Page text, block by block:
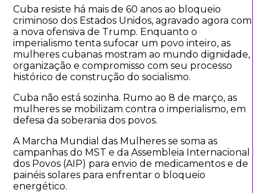
Cuba resiste há mais de 60 anos ao bloqueio
criminoso dos Estados Unidos, agravado agora com
a nova ofensiva de Trump. Enquanto o
imperialismo tenta sufocar um povo inteiro, as
mulheres cubanas mostram ao mundo dignidade,
organização e compromisso com seu processo
histórico de construção do socialismo.
Cuba não está sozinha. Rumo ao 8 de março, as
mulheres se mobilizam contra o imperialismo, em
defesa da soberania dos povos.
A Marcha Mundial das Mulheres se soma as
campanhas do MST e da Assembleia Internacional
dos Povos (AIP) para envio de medicamentos e de
painéis solares para enfrentar o bloqueio
energético.